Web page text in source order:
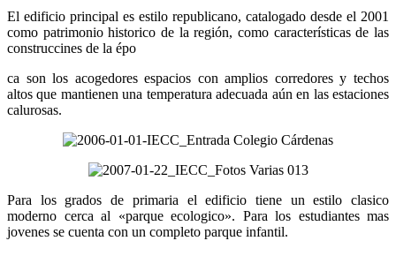
El edificio principal es estilo republicano, catalogado desde el 2001
como patrimonio historico de la región, como características de las
construccines de la épo
ca son los acogedores espacios con amplios corredores y techos
altos que mantienen una temperatura adecuada aún en las estaciones
calurosas.
Para los grados de primaria el edificio tiene un estilo clasico
moderno cerca al «parque ecologico». Para los estudiantes mas
jovenes se cuenta con un completo parque infantil.